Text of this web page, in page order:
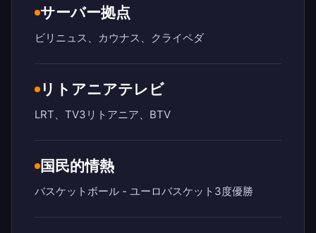
サーバー拠点
ビリニュス、カウナス、クライペダ
リトアニアテレビ
LRT、TV3リトアニア、BTV
国民的情熱
バスケットボール - ユーロバスケット3度優勝